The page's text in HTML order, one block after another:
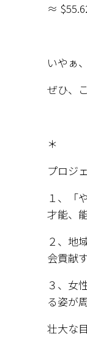
≈
いやぁ
ぜひ、
＊
プロジ
１、「
才能、
２、地
会貢献
３、女
る姿が
壮大な